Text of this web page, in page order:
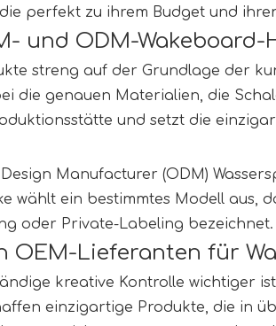
perfekt zu ihrem Budget und
und ODM-
streng auf der Grundlage der
die genauen Materialien, die
und setzt die
Manufacturer (ODM)
ein bestimmtes Modell aus,
oder Private-Labeling bezeichnet.
OEM-Lieferanten für
kreative Kontrolle wichtiger
einzigartige Produkte, die in